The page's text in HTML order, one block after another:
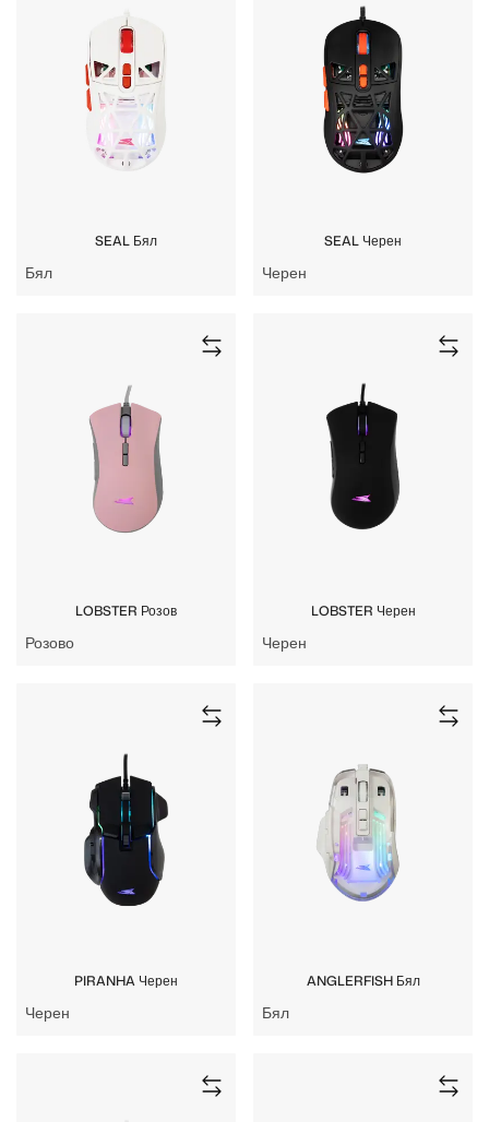
SEAL Бял
Бял
SEAL Черен
Черен
LOBSTER Розов
Розово
LOBSTER Черен
Черен
PIRANHA Черен
Черен
ANGLERFISH Бял
Бял